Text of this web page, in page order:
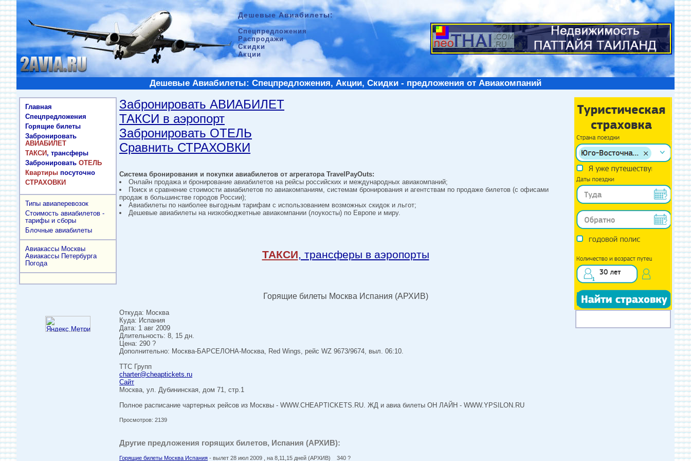
Дешевые Авиабилеты:
Спецпредложения
Распродажи
Скидки
Акции
Дешевые Авиабилеты: Спецпредложения, Акции, Скидки - предложения от Авиакомпаний
Главная
Спецпредложения
Горящие билеты
Забронировать
АВИАБИЛЕТ
ТАКСИ, трансферы
Забронировать ОТЕЛЬ
Квартиры посуточно
СТРАХОВКИ
Типы авиаперевозок
Стоимость авиабилетов -
тарифы и сборы
Блочные авиабилеты
Авиакассы Москвы
Авиакассы Петербурга
Погода
Забронировать АВИАБИЛЕТ
ТАКСИ в аэропорт
Забронировать ОТЕЛЬ
Сравнить СТРАХОВКИ
Система бронирования и покупки авиабилетов от агрегатора TravelPayOuts:
Онлайн продажа и бронирование авиабилетов на рейсы российских и международных авиакомпаний;
Поиск и сравнение стоимости авиабилетов по авиакомпаниям, системам бронирования и агентствам по продаже билетов (с офисами
продаж в большинстве городов России);
Авиабилеты по наиболее выгодным тарифам с использованием возможных скидок и льгот;
Дешевые авиабилеты на низкобюджетные авиакомпании (лоукосты) по Европе и миру.
ТАКСИ, трансферы в аэропорты
Горящие билеты Москва Испания (АРХИВ)
Откуда: Москва
Куда: Испания
Дата: 1 авг 2009
Длительность: 8, 15 дн.
Цена: 290 ?
Дополнительно: Москва-БАРСЕЛОНА-Москва, Red Wings, рейс WZ 9673/9674, выл. 06:10.
ТТС Групп
charter@cheaptickets.ru
Сайт
Москва, ул. Дубининская, дом 71, стр.1
Полное расписание чартерных рейсов из Москвы - WWW.CHEAPTICKETS.RU. ЖД и авиа билеты ОН ЛАЙН - WWW.YPSILON.RU
Просмотров: 2139
Другие предложения горящих билетов, Испания (АРХИВ):
Горящие билеты Москва Испания - вылет 28 июл 2009 , на 8,11,15 дней (АРХИВ) 340 ?